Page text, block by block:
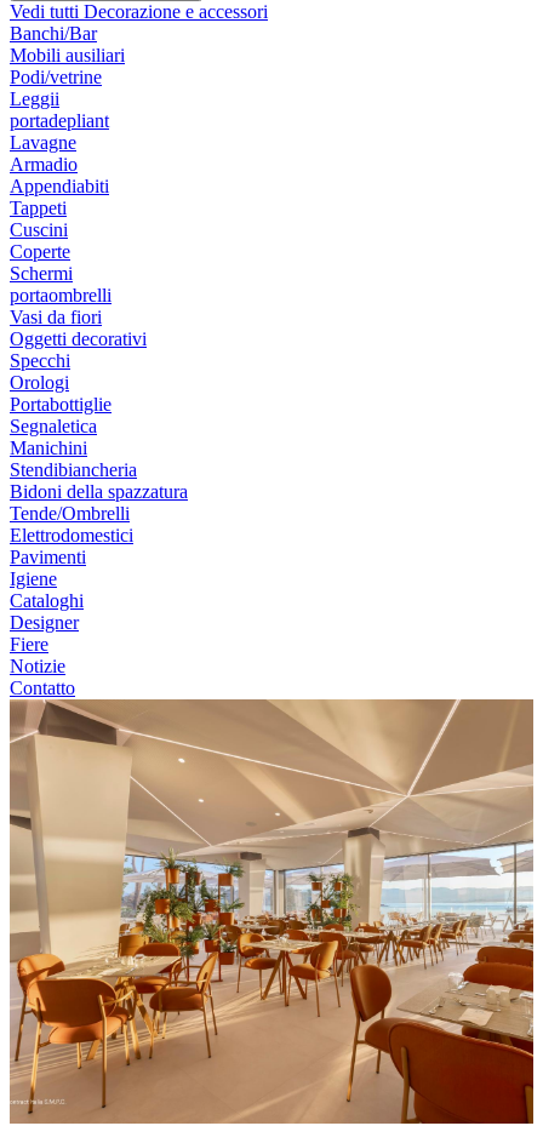
Vedi tutti Decorazione e accessori
Banchi/Bar
Mobili ausiliari
Podi/vetrine
Leggii
portadepliant
Lavagne
Armadio
Appendiabiti
Tappeti
Cuscini
Coperte
Schermi
portaombrelli
Vasi da fiori
Oggetti decorativi
Specchi
Orologi
Portabottiglie
Segnaletica
Manichini
Stendibiancheria
Bidoni della spazzatura
Tende/Ombrelli
Elettrodomestici
Pavimenti
Igiene
Cataloghi
Designer
Fiere
Notizie
Contatto